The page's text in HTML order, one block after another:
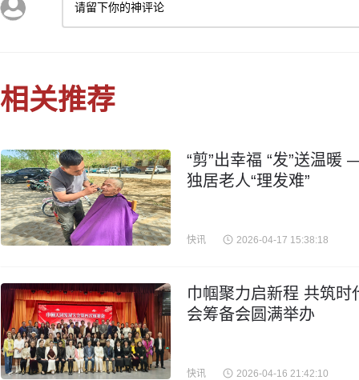
请留下你的神评论
相关推荐
“剪”出幸福 “发”送温
独居老人“理发难”
快讯 2026-04-17 15:38:18
巾帼聚力启新程 共筑
会筹备会圆满举办
快讯 2026-04-16 21:42:10